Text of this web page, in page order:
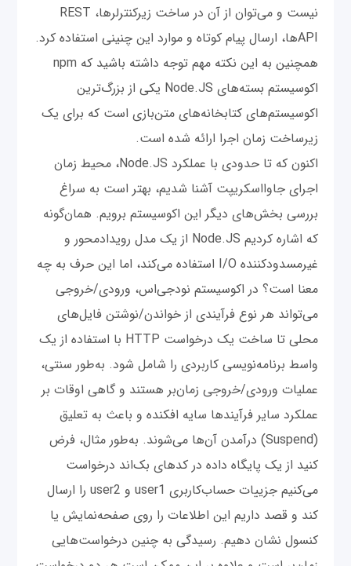
نیست و می‌توان از آن در ساخت زیرکنترلرها، REST
APIها، ارسال پیام کوتاه و موارد این چنینی استفاده کرد.
همچنین به این نکته مهم توجه داشته باشید که npm
اکوسیستم بسته‌‌های Node.JS یکی از بزرگ‌ترین
اکوسیستم‌های کتابخانه‌های متن‌بازی است که برای یک
زیرساخت زمان اجرا ارائه شده است.
اکنون که تا حدودی با عملکرد Node.JS، محیط زمان
اجرای جاوااسکریپت آشنا شدیم، بهتر است به سراغ
بررسی بخش‌های دیگر این اکوسیستم برویم. همان‌گونه
که اشاره کردیم Node.JS از یک مدل رویدادمحور و
غیرمسدودکننده I/O استفاده می‌کند، اما این حرف به چه
معنا است؟ در اکوسیستم نود‌جی‌اس، ورودی/خروجی
می‌تواند هر نوع فرآیندی از خواندن/نوشتن فایل‌های
محلی تا ساخت یک درخواست HTTP با استفاده از یک
واسط برنامه‌نویسی کاربردی را شامل شود. به‌طور سنتی،
عملیات ورودی/خروجی زمان‌بر هستند و گاهی اوقات بر
عملکرد سایر فرآیندها سایه افکنده و باعث به تعلیق
(Suspend) درآمدن آن‌ها می‌شوند. به‌طور مثال، فرض
کنید از یک پایگاه داده در کدهای بک‌اند درخواست
می‌کنیم جزییات حساب‌کاربری user1 و user2 را ارسال
کند و قصد داریم این اطلاعات را روی صفحه‌نمایش یا
کنسول نشان دهیم. رسیدگی به چنین درخواست‌هایی